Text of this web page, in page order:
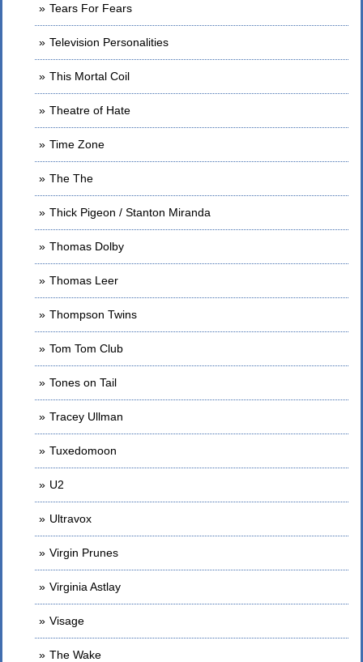
Tears For Fears
Television Personalities
This Mortal Coil
Theatre of Hate
Time Zone
The The
Thick Pigeon / Stanton Miranda
Thomas Dolby
Thomas Leer
Thompson Twins
Tom Tom Club
Tones on Tail
Tracey Ullman
Tuxedomoon
U2
Ultravox
Virgin Prunes
Virginia Astlay
Visage
The Wake